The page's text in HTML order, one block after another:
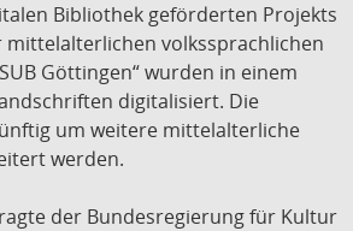
Bibliothek geförderten Projekts
mittelalterlichen volkssprachlichen
Göttingen“ wurden in einem
digitalisiert. Die
um weitere mittelalterliche
werden.
der Bundesregierung für Kultur